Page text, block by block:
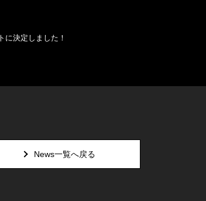
に決定しました！
News一覧へ戻る